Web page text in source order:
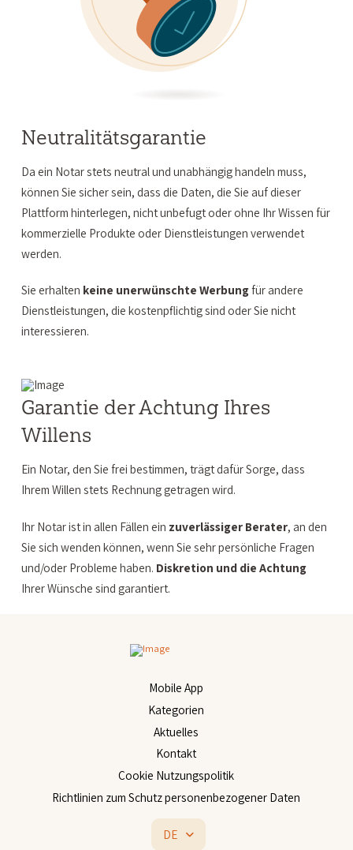
Neutralitätsgarantie
Da ein Notar stets neutral und unabhängig handeln muss,
können Sie sicher sein, dass die Daten, die Sie auf dieser
Plattform hinterlegen, nicht unbefugt oder ohne Ihr Wissen für
kommerzielle Produkte oder Dienstleistungen verwendet
werden.
Sie erhalten keine unerwünschte Werbungfür andere
Dienstleistungen, die kostenpflichtig sind oder Sie nicht
interessieren.
Garantie der Achtung Ihres
Willens
Ein Notar, den Sie frei bestimmen, trägt dafür Sorge, dass
Ihrem Willen stets Rechnung getragen wird.
Ihr Notar ist in allen Fällen ein zuverlässiger Berater, an den
Sie sich wenden können, wenn Sie sehr persönliche Fragen
und/oder Probleme haben. Diskretion und die Achtung
Ihrer Wünsche sind garantiert.
Mobile App
Kategorien
Aktuelles
Kontakt
Cookie Nutzungspolitik
Richtlinien zum Schutz personenbezogener Daten
DE